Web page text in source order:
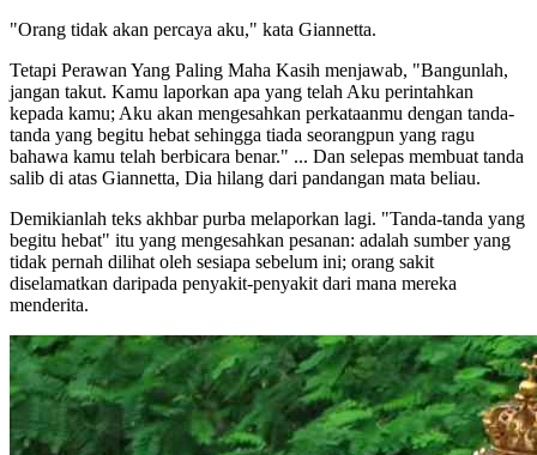
"Orang tidak akan percaya aku," kata Giannetta.
Tetapi Perawan Yang Paling Maha Kasih menjawab, "Bangunlah,
jangan takut. Kamu laporkan apa yang telah Aku perintahkan
kepada kamu; Aku akan mengesahkan perkataanmu dengan tanda-
tanda yang begitu hebat sehingga tiada seorangpun yang ragu
bahawa kamu telah berbicara benar." ... Dan selepas membuat tanda
salib di atas Giannetta, Dia hilang dari pandangan mata beliau.
Demikianlah teks akhbar purba melaporkan lagi. "Tanda-tanda yang
begitu hebat" itu yang mengesahkan pesanan: adalah sumber yang
tidak pernah dilihat oleh sesiapa sebelum ini; orang sakit
diselamatkan daripada penyakit-penyakit dari mana mereka
menderita.